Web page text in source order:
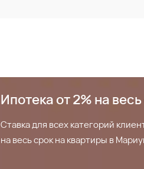
Ипотека от 2% на
Ставка для всех категорий
на весь срок на квартиры в